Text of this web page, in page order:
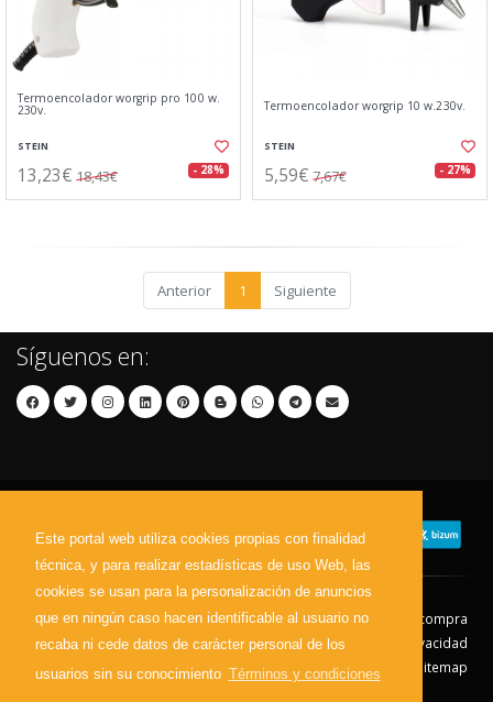
Este portal web utiliza cookies propias con finalidad
técnica, y para realizar estadísticas de uso Web, las
cookies se usan para la personalización de anuncios
que en ningún caso hacen identificable al usuario no
recaba ni cede datos de carácter personal de los
usuarios sin su conocimiento Términos y condiciones
Termoencolador worgrip pro 100 w.
230v.
STEIN
13,23€ 18,43€ - 28%
Termoencolador worgrip 10 w.230v.
STEIN
5,59€ 7,67€ - 27%
Anterior 1 Siguiente
Síguenos en:
Contacto Aviso Legal
Condiciones de compra
Política de envíos
Política de devolución
Política de Privacidad
Política de Cookies
Sitemap